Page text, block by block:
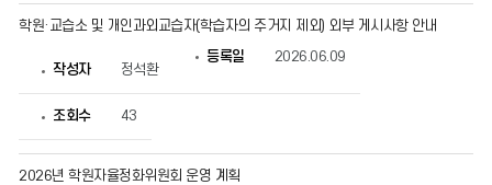
학원·교습소 및 개인과외교습자(학습자의 주거지 제외) 외부 게시사항 안내
작성자 정석환
등록일 2026.06.09
조회수 43
2026년 학원자율정화위원회 운영 계획